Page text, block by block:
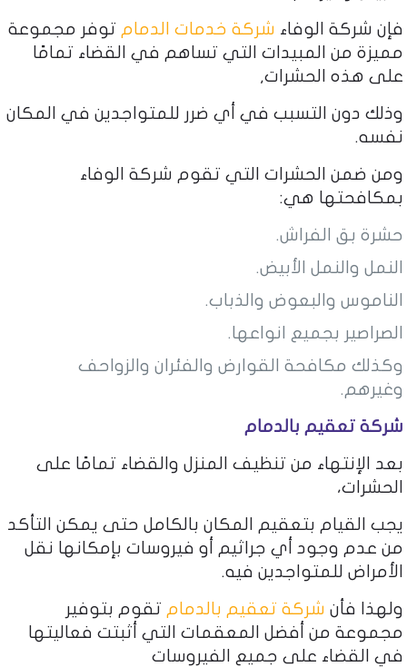
فإن شركة الوفاء شركة خدمات الدمام توفر مجموعة
مميزة من المبيدات التي تساهم في القضاء تمامًا
على هذه الحشرات,
وذلك دون التسبب في أي ضرر للمتواجدين في المكان
نفسه.
ومن ضمن الحشرات التي تقوم شركة الوفاء
بمكافحتها هي:
حشرة بق الفراش.
النمل والنمل الأبيض.
الناموس والبعوض والذباب.
الصراصير بجميع انواعها.
وكذلك مكافحة القوارض والفئران والزواحف
وغيرهم.
شركة تعقيم بالدمام
بعد الإنتهاء من تنظيف المنزل والقضاء تمامًا على
الحشرات،
يجب القيام بتعقيم المكان بالكامل حتى يمكن التأكد
من عدم وجود أي جراثيم أو فيروسات بإمكانها نقل
الأمراض للمتواجدين فيه.
ولهذا فأن شركة تعقيم بالدمام تقوم بتوفير
مجموعة من أفضل المعقمات التي أثبتت فعاليتها
في القضاء على جميع الفيروسات